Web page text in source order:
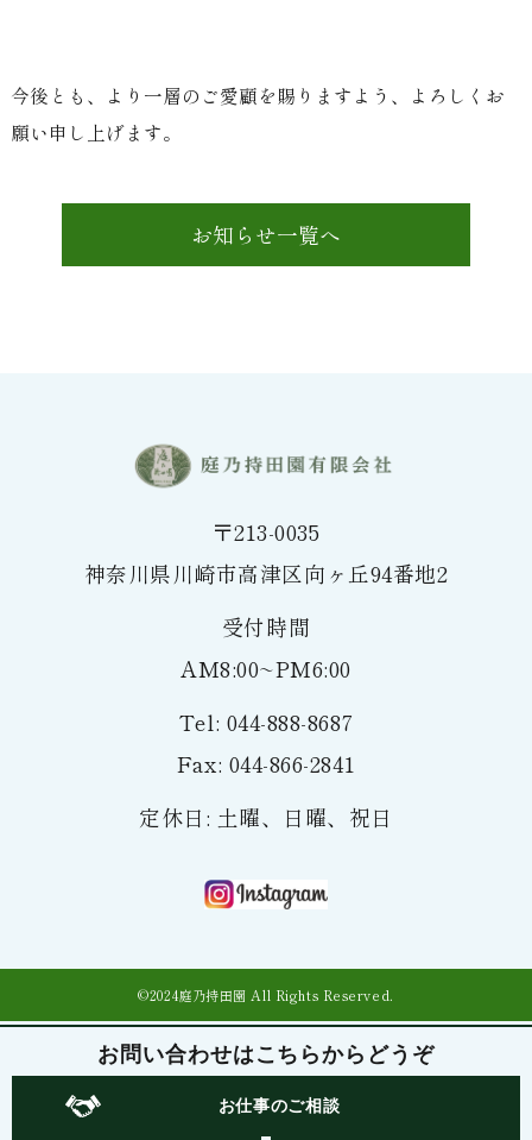
お問い合わせはこちらからどうぞ
お仕事のご相談
今後とも、より一層のご愛顧を賜りますよう、よろしくお
願い申し上げます。
お知らせ一覧へ
〒213-0035
神奈川県川崎市高津区向ヶ丘94番地2
受付時間
AM8:00~PM6:00
Tel: 044-888-8687
Fax: 044-866-2841
定休日: 土曜、日曜、祝日
©2024庭乃持田園 All Rights Reserved.